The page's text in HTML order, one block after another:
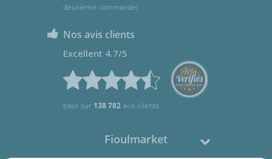
deuxième commande)
Nos avis clients
Excellent 4.7/5
basé sur 138 782avis clients
Fioulmarket